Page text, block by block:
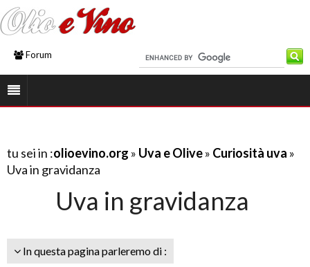
Forum
tu sei in :olioevino.org » Uva e Olive» Curiosità uva »
Uva in gravidanza
Uva in gravidanza
In questa pagina parleremo di :